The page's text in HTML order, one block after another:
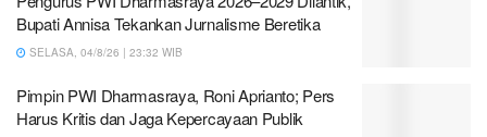
Bupati Annisa Tekankan Jurnalisme Beretika
SELASA, 04/8/26 | 23:32 WIB
Pimpin PWI Dharmasraya, Roni Aprianto; Pers
Harus Kritis dan Jaga Kepercayaan Publik